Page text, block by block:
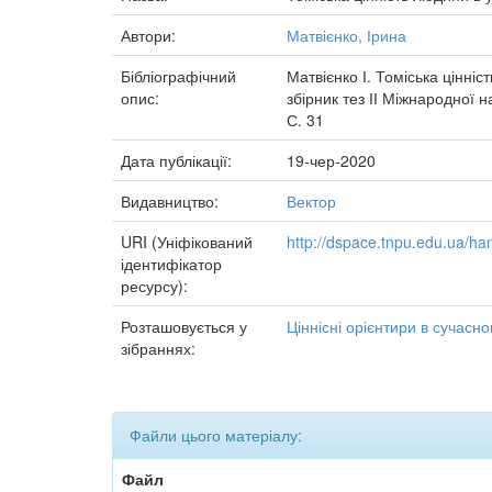
Автори:
Матвієнко, Ірина
Бібліографічний
опис:
Матвієнко І. Томіська
збірник тез ІІ
С. 31
Дата публікації:
19-чер-2020
Видавництво:
Вектор
URI (Уніфікований
ідентифікатор
ресурсу):
http://dspace.tnpu.edu.ua/
Розташовується у
зібраннях:
Ціннісні орієнтири в
Файли цього матеріалу:
Файл